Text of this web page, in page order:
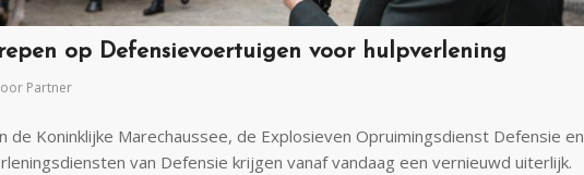
op Defensievoertuigen voor hulpverlening
Partner
de Koninklijke Marechaussee, de Explosieven Opruimingsdienst Defensie en
van Defensie krijgen vanaf vandaag een vernieuwd uiterlijk.